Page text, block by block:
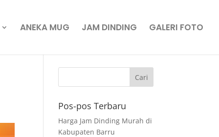
ANEKA MUG JAM DINDING GALERI FOTO
Pos-pos Terbaru
Harga Jam Dinding Murah di
Kabupaten Barru